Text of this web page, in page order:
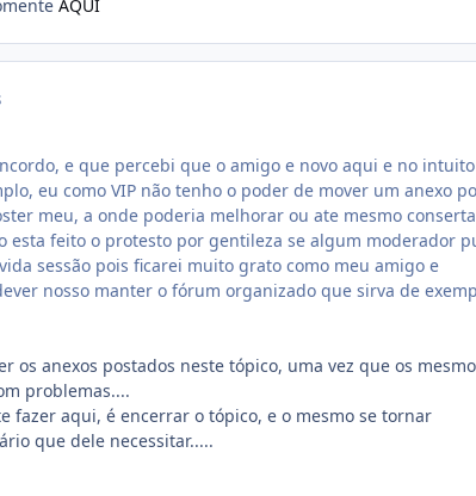
AQUI
e que percebi que o amigo e novo aqui e no
eu como VIP não tenho o poder de mover um anexo
meu, a onde poderia melhorar ou ate mesmo
esta feito o protesto por gentileza se algum moderador
sessão pois ficarei muito grato como meu amigo e
nosso manter o fórum organizado que sirva de
os anexos postados neste tópico, uma vez que os
problemas....
fazer aqui, é encerrar o tópico, e o mesmo se tornar
que dele necessitar.....